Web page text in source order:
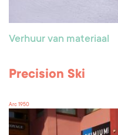
Verhuur van materiaal
Precision Ski
Arc 1950